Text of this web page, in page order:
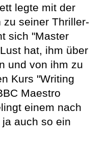
legte mit der
zu seiner Thriller-
sich "Master
hat, ihm über
und von ihm zu
Kurs "Writing
Maestro
einem nach
auch so ein